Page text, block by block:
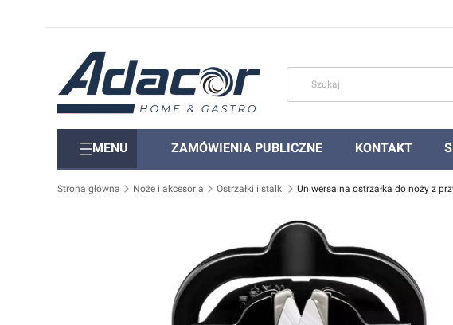
MENU ZAMÓWIENIA PUBLICZNE KONTAKT
Strona główna Noże i akcesoria Ostrzałki i stalki Uniwersalna ostrzałka do noży z